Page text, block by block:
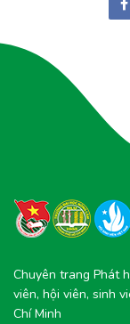
Chuyên trang Phát
viên, hội viên, sinh
Chí Minh